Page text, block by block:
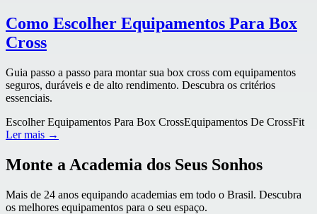
Como Escolher Equipamentos Para Box
Cross
Guia passo a passo para montar sua box cross com equipamentos
seguros, duráveis e de alto rendimento. Descubra os critérios
essenciais.
Escolher Equipamentos Para Box CrossEquipamentos De CrossFit
Ler mais →
Monte a Academia dos Seus Sonhos
Mais de 24 anos equipando academias em todo o Brasil. Descubra
os melhores equipamentos para o seu espaço.